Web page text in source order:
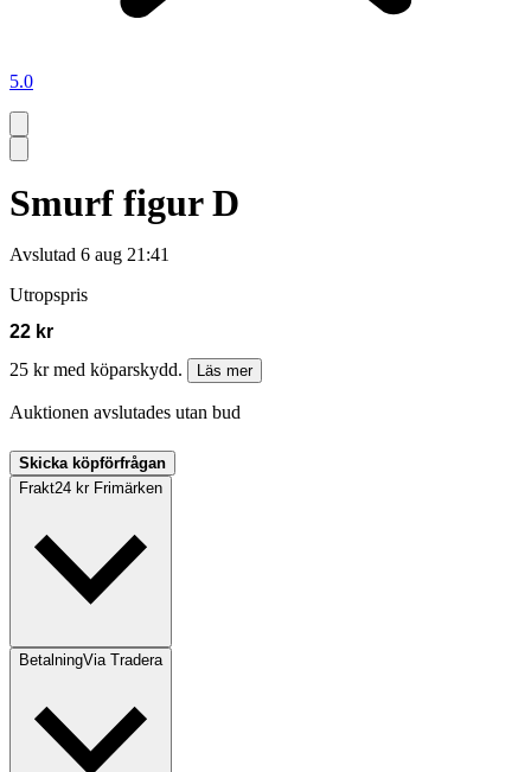
5.0
Smurf figur D
Avslutad 6 aug 21:41
Utropspris
22 kr
25 kr med köparskydd.
Läs mer
Auktionen avslutades utan bud
Skicka köpförfrågan
Frakt24 kr Frimärken
BetalningVia Tradera